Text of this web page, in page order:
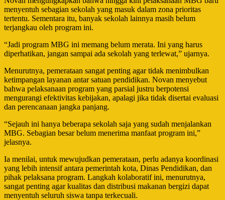
menyentuh sebagian sekolah yang masuk dalam zona prioritas
tertentu. Sementara itu, banyak sekolah lainnya masih belum
terjangkau oleh program ini.
“Jadi program MBG ini memang belum merata. Ini yang harus
diperhatikan, jangan sampai ada sekolah yang terlewat,” ujarnya.
Menurutnya, pemerataan sangat penting agar tidak menimbulkan
ketimpangan layanan antar satuan pendidikan. Novan menyebut
bahwa pelaksanaan program yang parsial justru berpotensi
mengurangi efektivitas kebijakan, apalagi jika tidak disertai evaluasi
dan perencanaan jangka panjang.
“Sejauh ini hanya beberapa sekolah saja yang sudah menjalankan
MBG. Sebagian besar belum menerima manfaat program ini,”
jelasnya.
Ia menilai, untuk mewujudkan pemerataan, perlu adanya koordinasi
yang lebih intensif antara pemerintah kota, Dinas Pendidikan, dan
pihak pelaksana program. Langkah kolaboratif ini, menurutnya,
sangat penting agar kualitas dan distribusi makanan bergizi dapat
menyentuh seluruh siswa tanpa terkecuali.